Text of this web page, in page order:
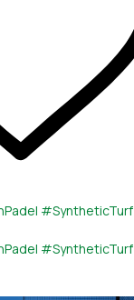
#SyntheticTurf
#SyntheticTurf